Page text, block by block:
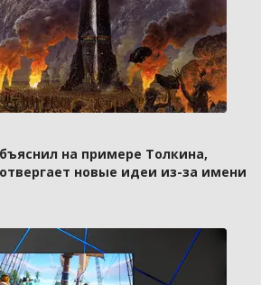
на примере Толкина,
новые идеи из-за имени